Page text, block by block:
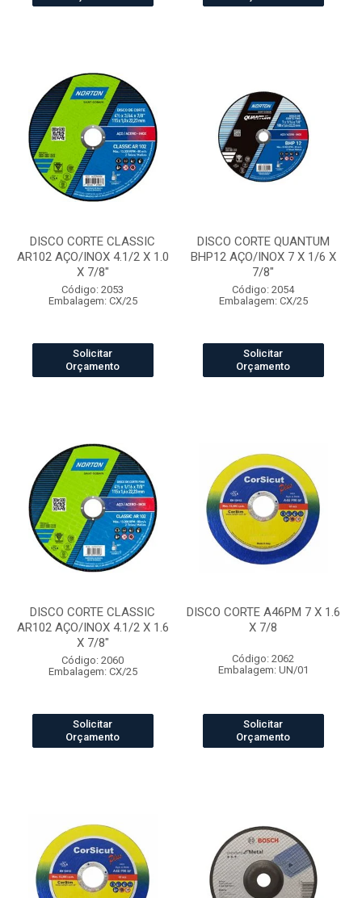
DISCO CORTE CLASSIC
AR102 AÇO/INOX 4.1/2 X 1.0
X 7/8"
Código: 2053
Embalagem: CX/25
Solicitar
Orçamento
DISCO CORTE QUANTUM
BHP12 AÇO/INOX 7 X 1/6 X
7/8"
Código: 2054
Embalagem: CX/25
Solicitar
Orçamento
DISCO CORTE CLASSIC
AR102 AÇO/INOX 4.1/2 X 1.6
X 7/8"
Código: 2060
Embalagem: CX/25
Solicitar
Orçamento
DISCO CORTE A46PM 7 X 1.6
X 7/8
Código: 2062
Embalagem: UN/01
Solicitar
Orçamento